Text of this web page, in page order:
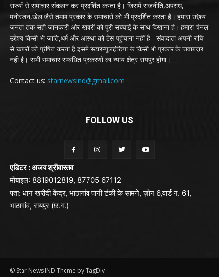
राज्यों से समाचार संकलन कर प्रदर्शित करता है। जिसमें राजनीति,अपराध,
मनोरंजन,खेल जैसे तमाम प्रकार के समाचारों को भी प्रदर्शित करता है। हमारा उद्देश्य
जनता तक सही जानकारी और खबरों को पूरी सच्चाई के साथ दिखाना है। हमारा चैनल
उद्देश्य किसी भी जाति,धर्म और आस्था को ठेस पहुंचाना नहीं है। संवादाता अपनी रुचि
से खबरों को प्रेषित करता है इसमें स्टारन्यूजइंडिया के किसी भी प्रकार के जवाबदार
नही है। सभी समाचार सम्बंधित प्रकरणों का न्याय क्षेत्र रायपुर होगा।
Contact us: starnewsind@gmail.com
FOLLOW US
एडिटर : अजय श्रीवास्तव
मोबाइल: 8819012819, 87705 67112
पता: धान खरीदी केंद्र, भाठागांव पानी टंकी के सामने, ज़ोन 6,वार्ड नं. 61,
भाठागांव, रायपुर (छ.ग.)
© Star News IND Theme by TagDiv